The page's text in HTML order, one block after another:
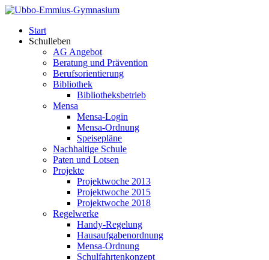
Start
Schulleben
AG Angebot
Beratung und Prävention
Berufsorientierung
Bibliothek
Bibliotheksbetrieb
Mensa
Mensa-Login
Mensa-Ordnung
Speisepläne
Nachhaltige Schule
Paten und Lotsen
Projekte
Projektwoche 2013
Projektwoche 2015
Projektwoche 2018
Regelwerke
Handy-Regelung
Hausaufgabenordnung
Mensa-Ordnung
Schulfahrtenkonzept